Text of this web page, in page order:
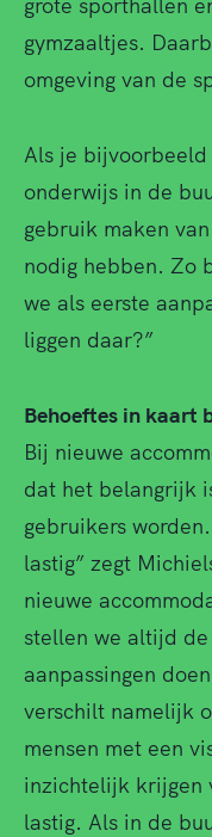
gymzaaltjes.
omgeving van de
Als je
onderwijs in de
gebruik maken
nodig hebben. Zo
we als eerste
liggen daar?”
Behoeftes in kaart
Bij nieuwe
dat het belangrijk
gebruikers
lastig” zegt
nieuwe
stellen we altijd
aanpassingen
verschilt namelijk
mensen met een
inzichtelijk krijgen
lastig. Als in de